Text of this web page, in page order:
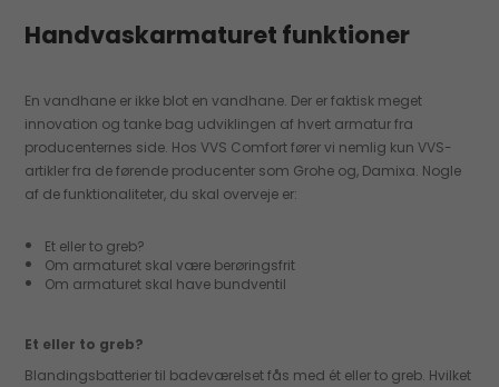
Handvaskarmaturet funktioner
En vandhane er ikke blot en vandhane. Der er faktisk meget
innovation og tanke bag udviklingen af hvert armatur fra
producenternes side. Hos VVS Comfort fører vi nemlig kun VVS-
artikler fra de førende producenter som Grohe og, Damixa. Nogle
af de funktionaliteter, du skal overveje er:
Et eller to greb?
Om armaturet skal være berøringsfrit
Om armaturet skal have bundventil
Et eller to greb?
Blandingsbatterier til badeværelset fås med ét eller to greb. Hvilket